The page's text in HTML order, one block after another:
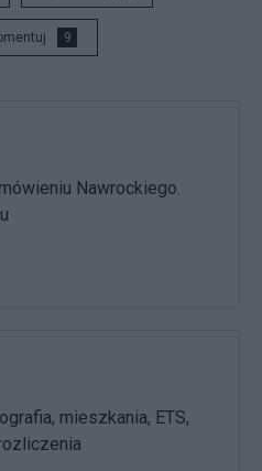
9
Nawrockiego.
mieszkania, ETS,